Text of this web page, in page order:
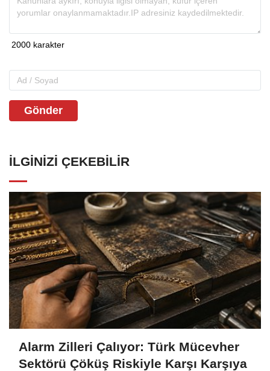
Gönder
İLGINIZI ÇEKEBILIR
Alarm Zilleri Çalıyor: Türk Mücevher
Sektörü Çöküş Riskiyle Karşı Karşıya